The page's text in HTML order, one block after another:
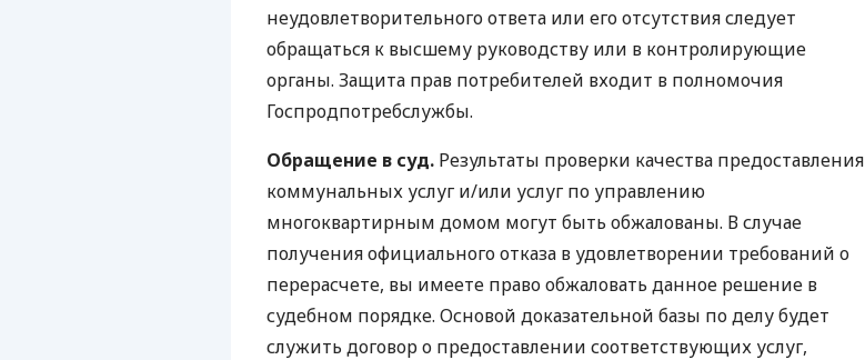
неудовлетворительного ответа или его отсутствия следует
обращаться к высшему руководству или в контролирующие
органы. Защита прав потребителей входит в полномочия
Госпродпотребслужбы.
Обращение в суд. Результаты проверки качества предоставления
коммунальных услуг и/или услуг по управлению
многоквартирным домом могут быть обжалованы. В случае
получения официального отказа в удовлетворении требований о
перерасчете, вы имеете право обжаловать данное решение в
судебном порядке. Основой доказательной базы по делу будет
служить договор о предоставлении соответствующих услуг,